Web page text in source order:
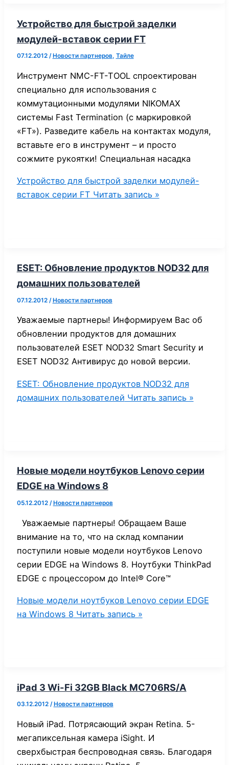
Устройство для быстрой заделки
модулей-вставок серии FT
07.12.2012 / Новости партнеров, Тайле
Инструмент NMC-FT-TOOL спроектирован
специально для использования с
коммутационными модулями NIKOMAX
системы Fast Termination (с маркировкой
«FT»). Разведите кабель на контактах модуля,
вставьте его в инструмент – и просто
сожмите рукоятки! Специальная насадка
Устройство для быстрой заделки модулей-
вставок серии FT Читать запись »
ESET: Обновление продуктов NOD32 для
домашних пользователей
07.12.2012 /Новости партнеров
Уважаемые партнеры! Информируем Вас об
обновлении продуктов для домашних
пользователей ESET NOD32 Smart Security и
ESET NOD32 Антивирус до новой версии.
ESET: Обновление продуктов NOD32 для
домашних пользователей Читать запись »
Новые модели ноутбуков Lenovo серии
EDGE на Windows 8
05.12.2012 / Новости партнеров
Уважаемые партнеры! Обращаем Ваше
внимание на то, что на склад компании
поступили новые модели ноутбуков Lenovo
серии EDGE на Windows 8. Ноутбуки ThinkPad
EDGE с процессором до Intel® Core™
Новые модели ноутбуков Lenovo серии EDGE
на Windows 8 Читать запись »
iPad 3 Wi-Fi 32GB Black MC706RS/A
03.12.2012 / Новости партнеров
Новый iPad. Потрясающий экран Retina. 5-
мегапиксельная камера iSight. И
сверхбыстрая беспроводная связь. Благодаря